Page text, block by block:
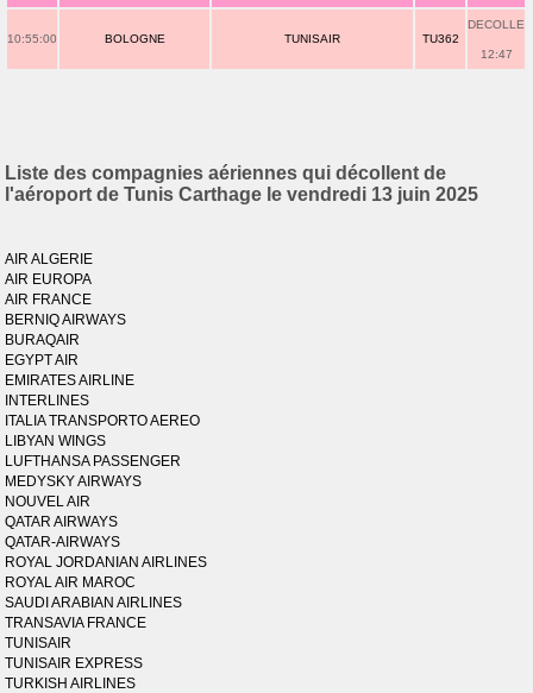
10:55:00 BOLOGNE TUNISAIR TU362
DECOLLE
12:47
Liste des compagnies aériennes qui décollent de
l'aéroport de Tunis Carthage le vendredi 13 juin 2025
AIR ALGERIE
AIR EUROPA
AIR FRANCE
BERNIQ AIRWAYS
BURAQAIR
EGYPT AIR
EMIRATES AIRLINE
INTERLINES
ITALIA TRANSPORTO AEREO
LIBYAN WINGS
LUFTHANSA PASSENGER
MEDYSKY AIRWAYS
NOUVEL AIR
QATAR AIRWAYS
QATAR-AIRWAYS
ROYAL JORDANIAN AIRLINES
ROYAL AIR MAROC
SAUDI ARABIAN AIRLINES
TRANSAVIA FRANCE
TUNISAIR
TUNISAIR EXPRESS
TURKISH AIRLINES